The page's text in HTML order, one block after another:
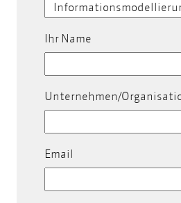
Ihr Name
Unternehmen/
Email